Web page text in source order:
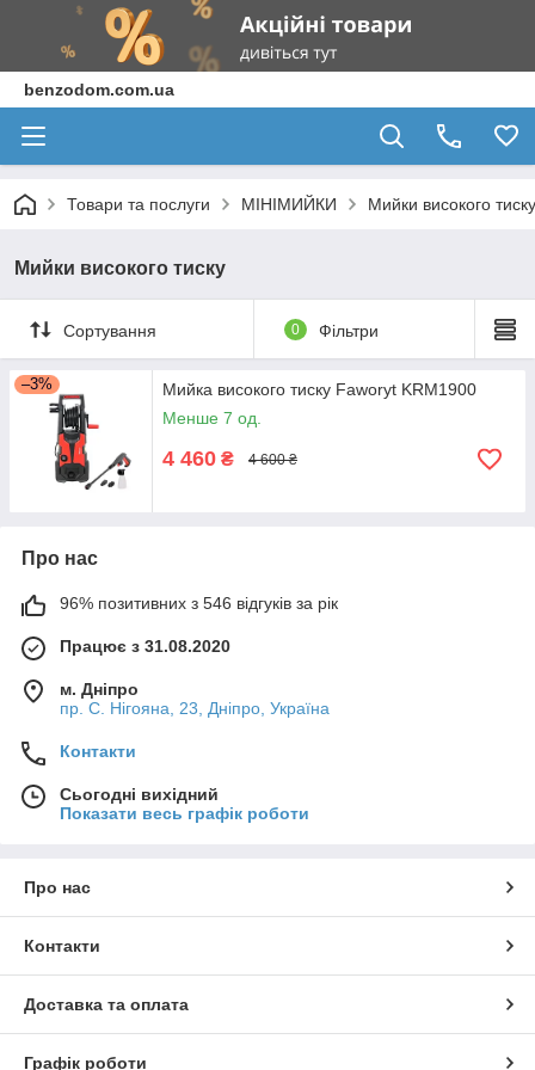
benzodom.com.ua
Товари та послуги МІНІМИЙКИ Мийки високого тиску
Мийки високого тиску
Сортування 0 Фільтри
–3%
Мийка високого тиску Faworyt KRM1900
Менше 7 од.
4 460 ₴ 4 600 ₴
Про нас
96% позитивних з 546 відгуків за рік
Працює з 31.08.2020
м. Дніпро
пр. С. Нігояна, 23, Дніпро, Україна
Контакти
Сьогодні вихідний
Показати весь графік роботи
Про нас
Контакти
Доставка та оплата
Графік роботи